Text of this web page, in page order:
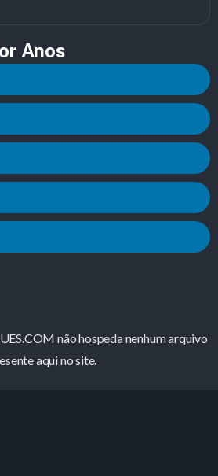
Anos
não hospeda nenhum arquivo
aqui no site.